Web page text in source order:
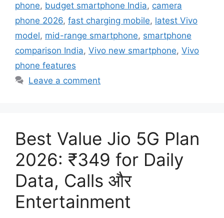
phone, budget smartphone India, camera
phone 2026, fast charging mobile, latest Vivo
model, mid-range smartphone, smartphone
comparison India, Vivo new smartphone, Vivo
phone features
Leave a comment
Best Value Jio 5G Plan
2026: ₹349 for Daily
Data, Calls और
Entertainment